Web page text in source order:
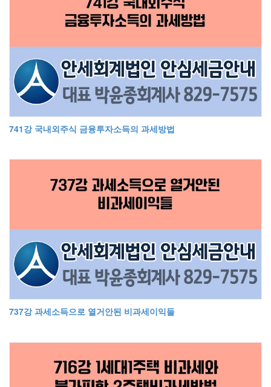
741강 국내외주식 금융투자소득의 과세방법
737강 과세소득으로 열거안된 비과세이익들